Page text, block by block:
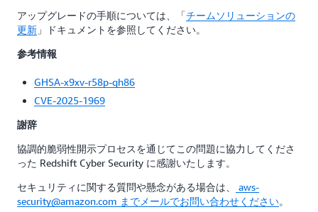
アップグレードの手順については、「チームソリューションの
更新 」ドキュメントを参照してください。
参考情報
GHSA-x9xv-r58p-qh86
CVE-2025-1969
謝辞
協調的脆弱性開示プロセスを通じてこの問題に協力してくださ
った Redshift Cyber Security に感謝いたします。
セキュリティに関する質問や懸念がある場合は、
aws-
security@amazon.com までメールでお問い合わせください。